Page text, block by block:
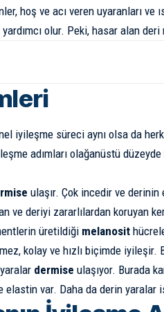
hoş ve acı veren uyaranları ve
olur. Peki, hasar alan
iyileşme süreci aynı olsa da
adımları olağanüstü
ulaşır. Çok incedir ve
ve deriyi zararlılardan koruyan
üretildiği melanosit
kolay ve hızlı biçimde iyileşir.
dermise ulaşıyor. Burada
elastin var. Daha da derin yaralar